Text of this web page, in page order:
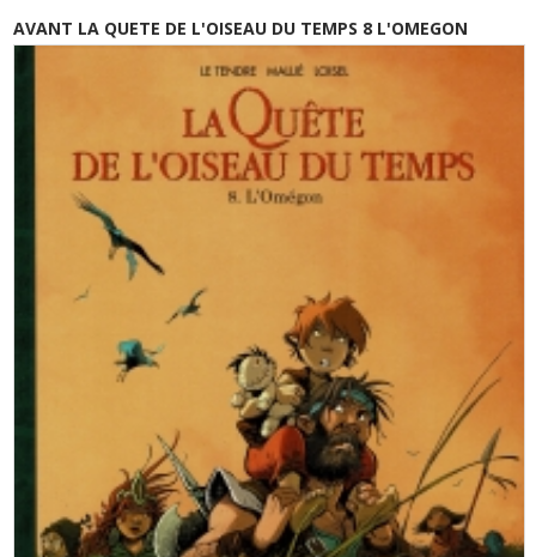
AVANT LA QUETE DE L'OISEAU DU TEMPS 8 L'OMEGON